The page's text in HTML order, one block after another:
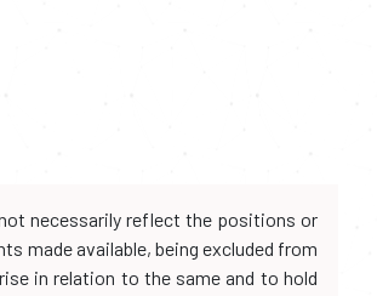
necessarily reflect the positions or
made available, being excluded from
in relation to the same and to hold